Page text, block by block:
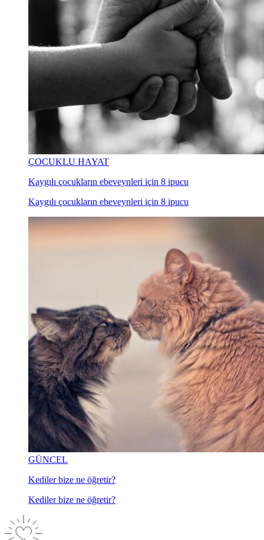
ÇOCUKLU HAYAT
Kaygılı çocukların ebeveynleri için 8 ipucu
Kaygılı çocukların ebeveynleri için 8 ipucu
GÜNCEL
Kediler bize ne öğretir?
Kediler bize ne öğretir?